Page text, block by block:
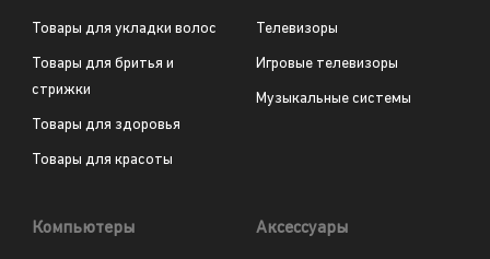
Товары для укладки волос
Товары для бритья и
стрижки
Товары для здоровья
Товары для красоты
Телевизоры
Игровые телевизоры
Музыкальные системы
Компьютеры Аксессуары